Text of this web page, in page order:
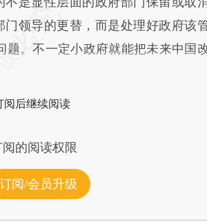
门领导的更替，而是处理好政府该
。不一定小政府就能把未来中国
阅后继续阅读
的阅读权限
订阅/会员升级